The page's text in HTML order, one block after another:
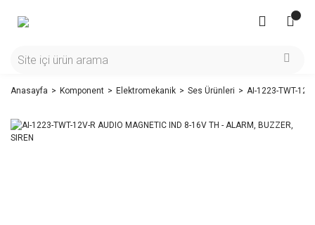
Anasayfa Komponent Elektromekanik Ses Ürünleri AI-1223-TWT-